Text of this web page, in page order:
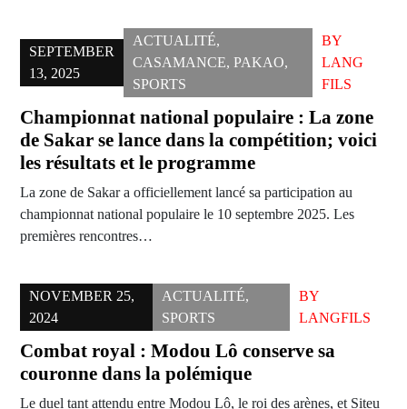
SEPTEMBER
13, 2025
ACTUALITÉ,
CASAMANCE, PAKAO,
SPORTS
BY
LANG
FILS
Championnat national populaire : La zone
de Sakar se lance dans la compétition; voici
les résultats et le programme
La zone de Sakar a officiellement lancé sa participation au
championnat national populaire le 10 septembre 2025. Les
premières rencontres…
NOVEMBER 25,
2024
ACTUALITÉ,
SPORTS
BY
LANGFILS
Combat royal : Modou Lô conserve sa
couronne dans la polémique
Le duel tant attendu entre Modou Lô, le roi des arènes, et Siteu